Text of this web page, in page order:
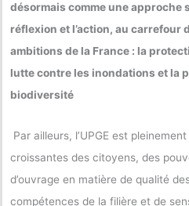
désormais comme une approche
réflexion et l’action, au carrefour
ambitions de la France : la
lutte contre les inondations et la
biodiversité
Par ailleurs, l’UPGE est
croissantes des citoyens, des
d’ouvrage en matière de qualité
compétences de la filière et de